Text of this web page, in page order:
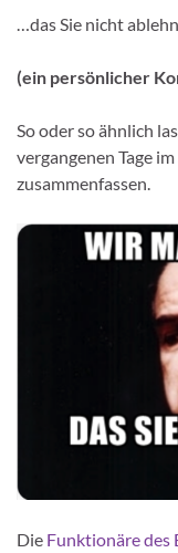
…das Sie nicht
(ein persönlicher
So oder so ähnlich
vergangenen Tage
zusammenfassen.
Die Funktionäre des